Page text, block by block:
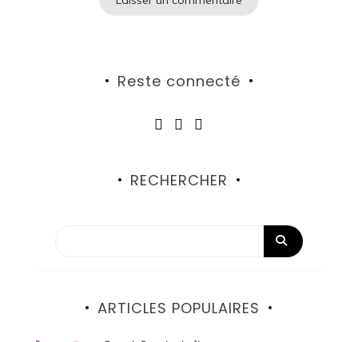
Reste connecté
RECHERCHER
ARTICLES POPULAIRES